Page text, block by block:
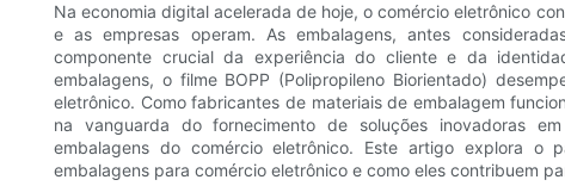
Na economia digital acelerada de hoje, o comércio eletrônico
e as empresas operam. As embalagens, antes
componente crucial da experiência do cliente e da
embalagens, o filme BOPP (Polipropileno Biorientado)
eletrônico. Como fabricantes de materiais de embalagem
na vanguarda do fornecimento de soluções inovadoras
embalagens do comércio eletrônico. Este artigo explora o
embalagens para comércio eletrônico e como eles contribuem